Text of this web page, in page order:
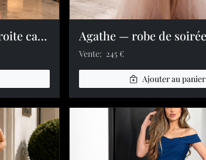
Aleyna — robe longue droite cape mousseline strass fente
Vente: 245 €
Ajouter au panier